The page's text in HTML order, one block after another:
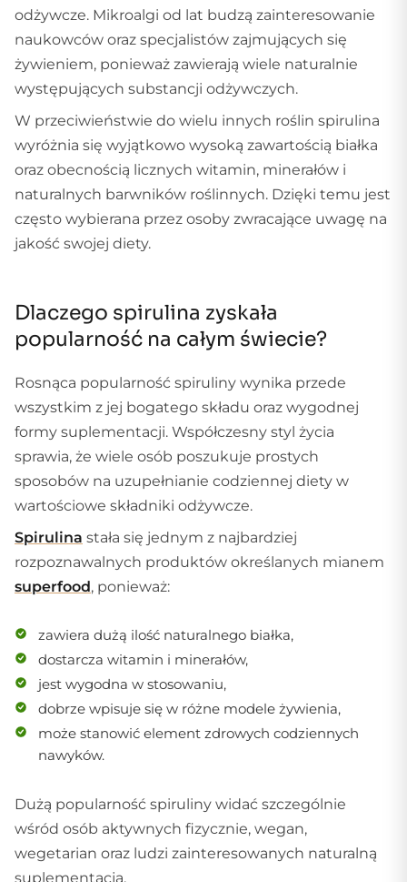
odżywcze. Mikroalgi od lat budzą zainteresowanie
naukowców oraz specjalistów zajmujących się
żywieniem, ponieważ zawierają wiele naturalnie
występujących substancji odżywczych.
W przeciwieństwie do wielu innych roślin spirulina
wyróżnia się wyjątkowo wysoką zawartością białka
oraz obecnością licznych witamin, minerałów i
naturalnych barwników roślinnych. Dzięki temu jest
często wybierana przez osoby zwracające uwagę na
jakość swojej diety.
Dlaczego spirulina zyskała
popularność na całym świecie?
Rosnąca popularność spiruliny wynika przede
wszystkim z jej bogatego składu oraz wygodnej
formy suplementacji. Współczesny styl życia
sprawia, że wiele osób poszukuje prostych
sposobów na uzupełnianie codziennej diety w
wartościowe składniki odżywcze.
Spirulina stała się jednym z najbardziej
rozpoznawalnych produktów określanych mianem
superfood, ponieważ:
zawiera dużą ilość naturalnego białka,
dostarcza witamin i minerałów,
jest wygodna w stosowaniu,
dobrze wpisuje się w różne modele żywienia,
może stanowić element zdrowych codziennych
nawyków.
Dużą popularność spiruliny widać szczególnie
wśród osób aktywnych fizycznie, wegan,
wegetarian oraz ludzi zainteresowanych naturalną
suplementacją.